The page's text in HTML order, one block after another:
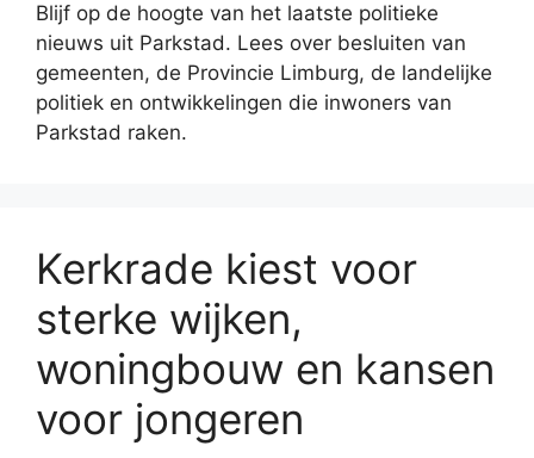
Blijf op de hoogte van het laatste politieke
nieuws uit Parkstad. Lees over besluiten van
gemeenten, de Provincie Limburg, de landelijke
politiek en ontwikkelingen die inwoners van
Parkstad raken.
Kerkrade kiest voor
sterke wijken,
woningbouw en kansen
voor jongeren